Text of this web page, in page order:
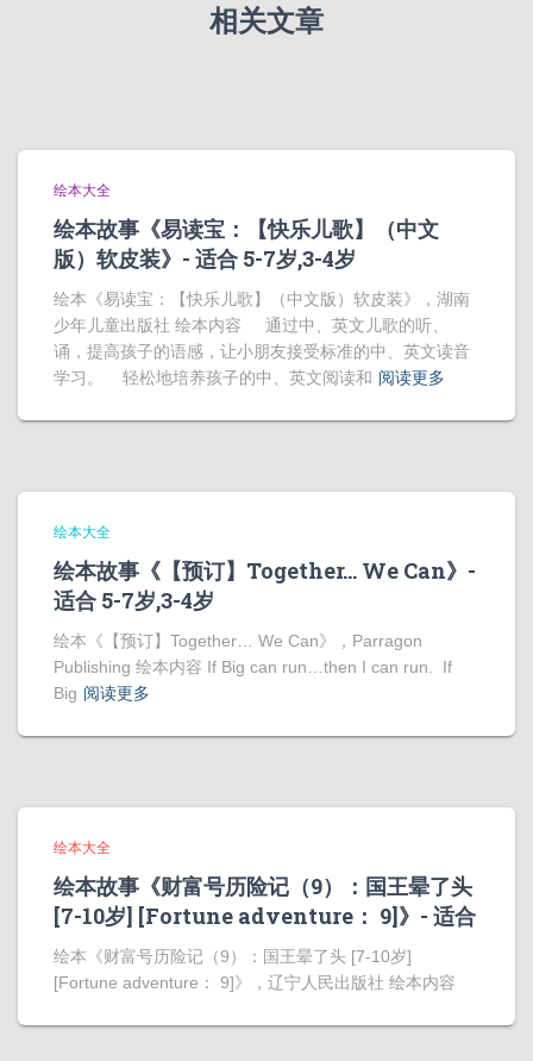
相关文章
绘本大全
绘本故事《易读宝：【快乐儿歌】（中文
版）软皮装》- 适合 5-7岁,3-4岁
绘本《易读宝：【快乐儿歌】（中文版）软皮装》，湖南
少年儿童出版社 绘本内容 通过中、英文儿歌的听、
诵，提高孩子的语感，让小朋友接受标准的中、英文读音
学习。 轻松地培养孩子的中、英文阅读和 阅读更多
绘本大全
绘本故事《【预订】Together… We Can》-
适合 5-7岁,3-4岁
绘本《【预订】Together… We Can》，Parragon
Publishing 绘本内容 If Big can run…then I can run. If
Big 阅读更多
绘本大全
绘本故事《财富号历险记（9）：国王晕了头
[7-10岁] [Fortune adventure： 9]》- 适合
绘本《财富号历险记（9）：国王晕了头 [7-10岁]
[Fortune adventure： 9]》，辽宁人民出版社 绘本内容